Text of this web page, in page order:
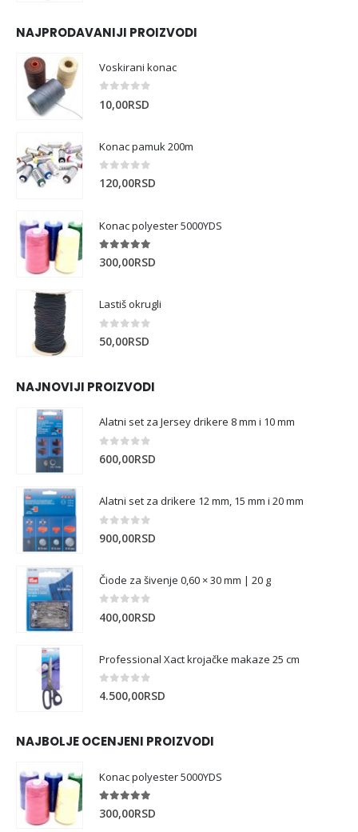
NAJPRODAVANIJI PROIZVODI
Voskirani konac
10,00RSD
Konac pamuk 200m
0 out of 5
120,00RSD
Konac polyester 5000YDS
5.00out of 5
300,00RSD
Lastiš okrugli
0 out of 5
50,00RSD
NAJNOVIJI PROIZVODI
Alatni set za Jersey drikere 8 mm i 10 mm
0 out of 5
600,00RSD
Alatni set za drikere 12 mm, 15 mm i 20 mm
900,00RSD
Čiode za šivenje 0,60 × 30 mm | 20 g
400,00RSD
Professional Xact krojačke makaze 25 cm
0 out of 5
4.500,00RSD
NAJBOLJE OCENJENI PROIZVODI
Konac polyester 5000YDS
5.00out of 5
300,00RSD